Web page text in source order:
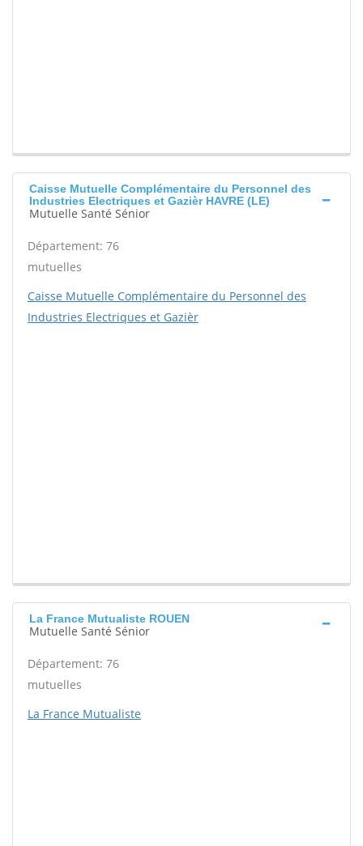
Caisse Mutuelle Complémentaire du Personnel des
Industries Electriques et Gazièr HAVRE (LE)
Mutuelle Santé Sénior
Département: 76
mutuelles
Caisse Mutuelle Complémentaire du Personnel des
Industries Electriques et Gazièr
La France Mutualiste ROUEN
Mutuelle Santé Sénior
Département: 76
mutuelles
La France Mutualiste